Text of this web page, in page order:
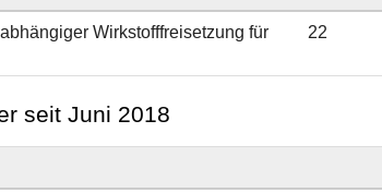
Wirkstofffreisetzung für
22
seit Juni 2018